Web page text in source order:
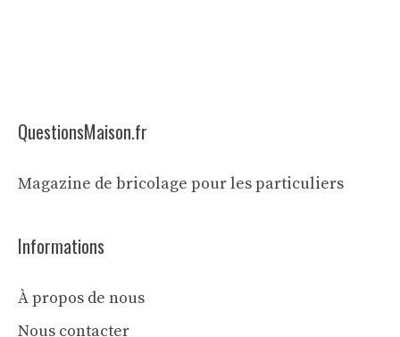
QuestionsMaison.fr
Magazine de bricolage pour les particuliers
Informations
À propos de nous
Nous contacter